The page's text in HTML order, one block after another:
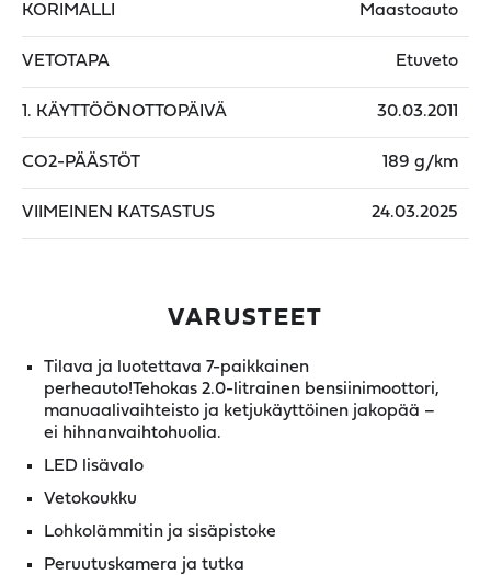
KORIMALLI Maastoauto
VETOTAPA Etuveto
1. KÄYTTÖÖNOTTOPÄIVÄ 30.03.2011
CO2-PÄÄSTÖT 189 g/km
VIIMEINEN KATSASTUS 24.03.2025
VARUSTEET
Tilava ja luotettava 7-paikkainen
perheauto!Tehokas 2.0-litrainen bensiinimoottori,
manuaalivaihteisto ja ketjukäyttöinen jakopää –
ei hihnanvaihtohuolia.
LED lisävalo
Vetokoukku
Lohkolämmitin ja sisäpistoke
Peruutuskamera ja tutka